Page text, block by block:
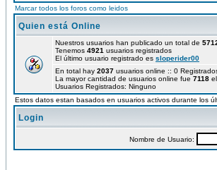
Marcar todos los foros como leidos
Quien está Online
Nuestros usuarios han publicado un total de
Tenemos 4921 usuarios registrados
El último usuario registrado es sloperider00
En total hay 2037 usuarios online :: 0
La mayor cantidad de usuarios online fue 7118
Usuarios Registrados: Ninguno
Estos datos estan basados en usuarios activos durante los
Login
Nombre de Usuario: